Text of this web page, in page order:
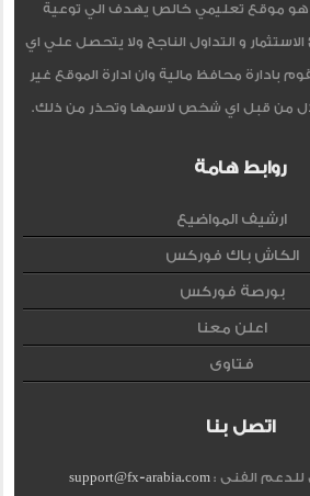
هو موقع تعليمي خالص يهدف الي توعية
و التداول الناجح ولا يتحصل علي اي
بادارة محافظ مالية وان ادارة الموقع غير
من قبل اي شخص لاسمها وتحذر من ذلك.
روابط هامة
ارشيف المواضيع
الكاش باك فوركس
بورصة فوركس
اعلن معنا
فتاوى
اتصل بنا
للدعم الفنى :support@fx-arabia.com